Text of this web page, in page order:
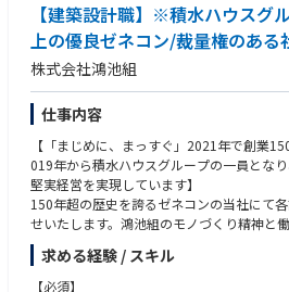
【建築設計職】※積水ハウスグ
上の優良ゼネコン/裁量権のある
株式会社鴻池組
仕事内容
【「まじめに、まっすぐ」2021年で創業
019年から積水ハウスグループの一員とな
堅実経営を実現しています】
150年超の歴史を誇るゼネコンの当社にて
せいたします。鴻池組のモノづくり精神と
を発揮していただきます。
【業務内容】
意匠設計：建築設計でプロジェクトマネー
求める経験 / スキル
【必須】